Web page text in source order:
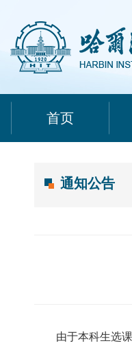
首页
通知公告
由于本科生选